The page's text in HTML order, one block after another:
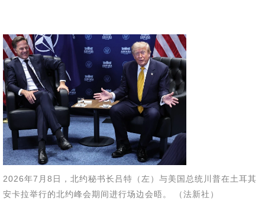
2026年7月8日，北约秘书长吕特（左）与美国总统川普在土耳其
安卡拉举行的北约峰会期间进行场边会晤。 （法新社）